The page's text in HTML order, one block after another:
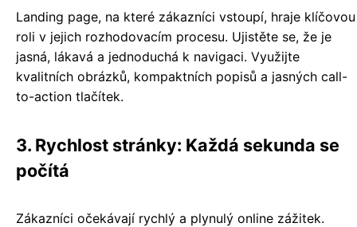
Landing page, na které zákazníci vstoupí, hraje klíčovou
roli v jejich rozhodovacím procesu. Ujistěte se, že je
jasná, lákavá a jednoduchá k navigaci. Využijte
kvalitních obrázků, kompaktních popisů a jasných call-
to-action tlačítek.
3. Rychlost stránky: Každá sekunda se
počítá
Zákazníci očekávají rychlý a plynulý online zážitek.